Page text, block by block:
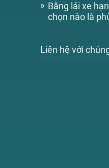
Bằng lái xe
chọn nào là
Liên hệ với